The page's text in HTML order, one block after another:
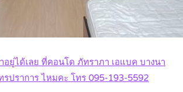
อยู่ได้เลย ที่คอนโด ภัทราภา เอแบค บางนา
รปราการ ไหมคะ โทร 095-193-5592